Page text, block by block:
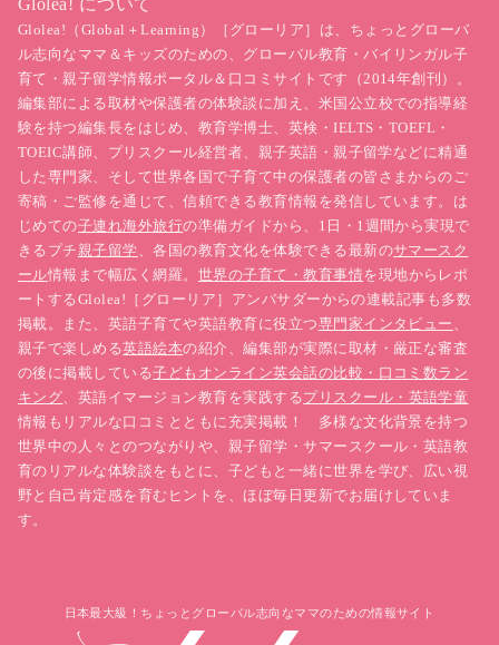
Glolea! について
Glolea!（Global＋Learning）［グローリア］は、ちょっとグローバ
ル志向なママ＆キッズのための、グローバル教育・バイリンガル子
育て・親子留学情報ポータル＆口コミサイトです（2014年創刊）。
編集部による取材や保護者の体験談に加え、米国公立校での指導経
験を持つ編集長をはじめ、教育学博士、英検・IELTS・TOEFL・
TOEIC講師、プリスクール経営者、親子英語・親子留学などに精通
した専門家、そして世界各国で子育て中の保護者の皆さまからのご
寄稿・ご監修を通じて、信頼できる教育情報を発信しています。は
じめての子連れ海外旅行の準備ガイドから、1日・1週間から実現で
きるプチ親子留学、各国の教育文化を体験できる最新のサマースク
ール情報まで幅広く網羅。 世界の子育て・教育事情を現地からレポ
ートするGlolea!［グローリア］アンバサダーからの連載記事も多数
掲載。また、英語子育てや英語教育に役立つ専門家インタビュー 、
親子で楽しめる英語絵本の紹介、編集部が実際に取材・厳正な審査
の後に掲載している子どもオンライン英会話の比較・口コミ数ラン
キング、英語イマージョン教育を実践するプリスクール・英語学童
情報もリアルな口コミとともに充実掲載！ 多様な文化背景を持つ
世界中の人々とのつながりや、親子留学・サマースクール・英語教
育のリアルな体験談をもとに、子どもと一緒に世界を学び、広い視
野と自己肯定感を育むヒントを、ほぼ毎日更新でお届けしていま
す。
日本最大級！ちょっとグローバル志向なママのための情報サイト